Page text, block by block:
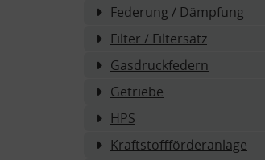
Federung / Dämpfung
Filter / Filtersatz
Gasdruckfedern
Getriebe
HPS
Kraftstoffförderanlage